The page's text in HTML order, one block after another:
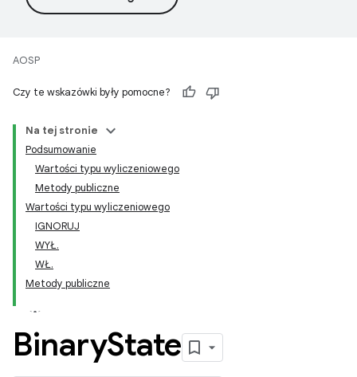
AOSP
Czy te wskazówki były pomocne?
Na tej stronie
Podsumowanie
Wartości typu wyliczeniowego
Metody publiczne
Wartości typu wyliczeniowego
IGNORUJ
WYŁ.
WŁ.
Metody publiczne
BinaryState